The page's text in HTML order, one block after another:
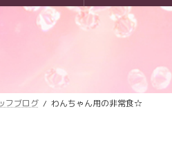
フブログ わんちゃん用の非常食☆